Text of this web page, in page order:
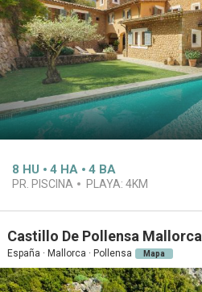
8 HU 4 HA 4 BA
PR. PISCINA PLAYA: 4KM
Castillo De Pollensa Mallorca
España · Mallorca · Pollensa Mapa